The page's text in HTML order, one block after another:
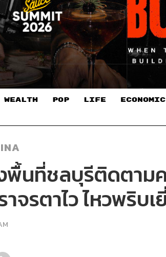
WEALTH POP LIFE
พื้นที่ชลบุรีติดตา
ราจรตาไว ไหวพริ